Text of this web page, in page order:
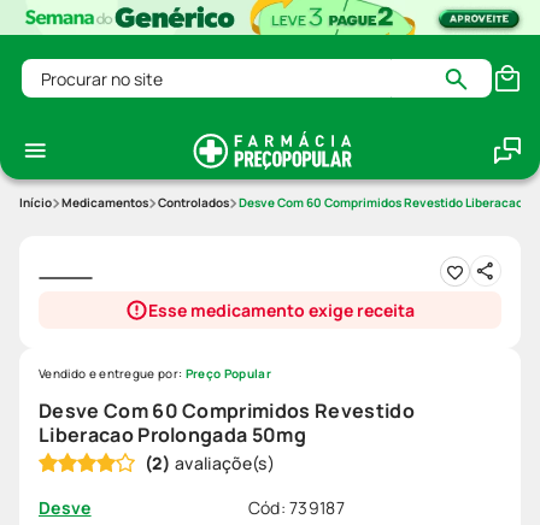
Procurar no site
Medicamentos Controlados Desve Com 60 Comprimidos Revestido Liberacao
Esse medicamento exige receita
Desve Com 60 Comprimidos Revestido
Liberacao Prolongada 50mg
(2)
Desve
Cód:739187
Vendido e entregue por: Preço Popular